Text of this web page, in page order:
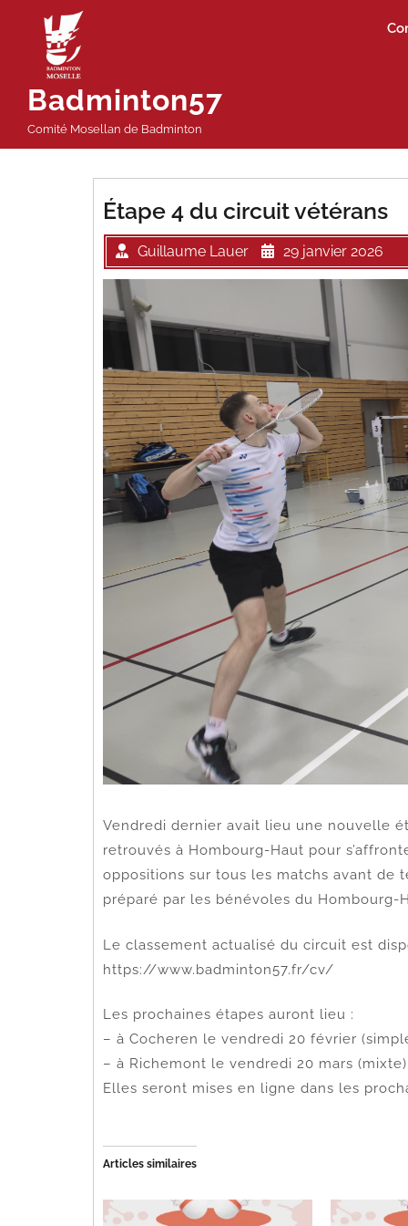
contenu
Badminton57
Comité Mosellan de Badminton
Étape 4 du circuit vétérans
Guillaume Lauer 29 janvier 2026
Vendredi dernier avait lieu une nouvelle
retrouvés à Hombourg-Haut pour
oppositions sur tous les matchs avant
préparé par les bénévoles du Hombourg-
Le classement actualisé du circuit est
https://www.badminton57.fr/cv/
Les prochaines étapes auront lieu :
– à Cocheren le vendredi 20 février
– à Richemont le vendredi 20 mars (mixte)
Elles seront mises en ligne dans les
Articles similaires